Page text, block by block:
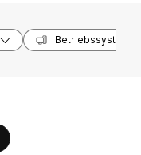
Betriebssysteme